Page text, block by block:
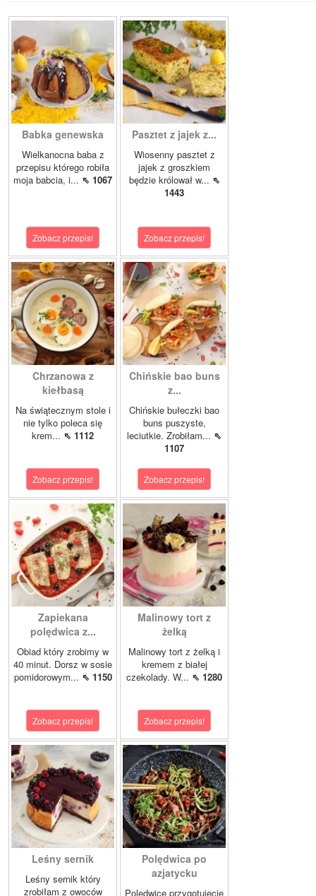
Babka genewska
Wielkanocna baba z
przepisu którego robiła
moja babcia, i... ⇖ 1067
Zobacz przepis!
Pasztet z jajek z...
Wiosenny pasztet z
jajek z groszkiem
będzie królował w... ⇖
1443
Zobacz przepis!
Chrzanowa z
kiełbasą
Na świątecznym stole i
nie tylko poleca się
krem... ⇖ 1112
Zobacz przepis!
Chińskie bao buns
z...
Chińskie bułeczki bao
buns puszyste,
leciutkie. Zrobiłam... ⇖
1107
Zobacz przepis!
Zapiekana
polędwica z...
Obiad który zrobimy w
40 minut. Dorsz w sosie
pomidorowym... ⇖ 1150
Zobacz przepis!
Malinowy tort z
żelką
Malinowy tort z żelką i
kremem z białej
czekolady. W... ⇖ 1280
Zobacz przepis!
Leśny sernik
Leśny sernik który
zrobiłam z owoców
Polędwica po
azjatycku
Polędwicę przygotujecie